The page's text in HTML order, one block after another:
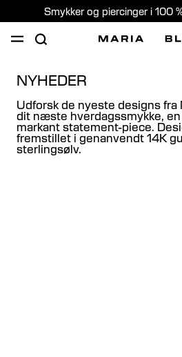
Smykker og piercinger i 100
SHOP GAVER
PIERCING KONSULTATION
Denmark (Dansk)
NYHEDER
Udforsk de nyeste designs fra
dit næste hverdagssmykke,
markant statement-piece.
fremstillet i genanvendt 14K
sterlingsølv.